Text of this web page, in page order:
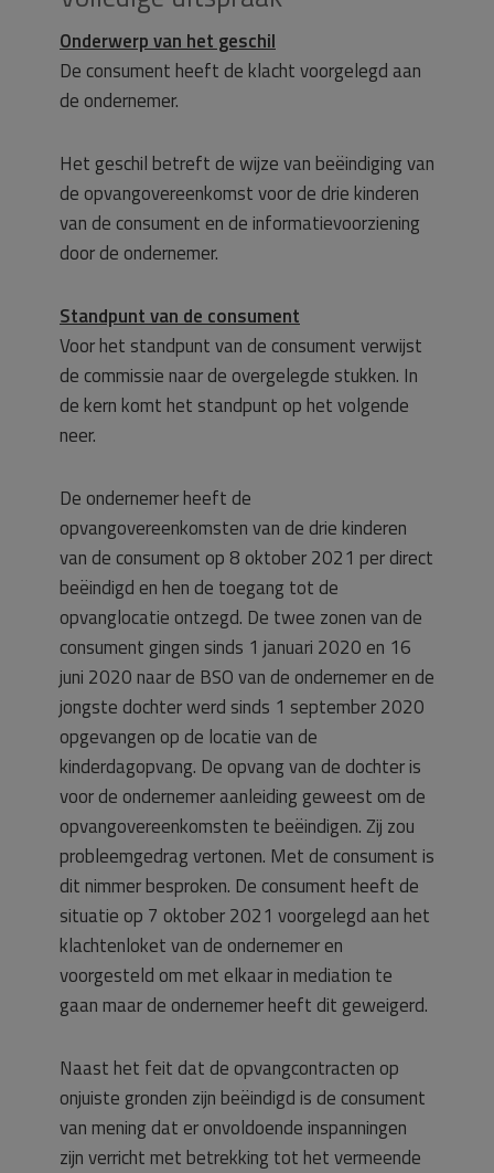
Onderwerp van het geschil
De consument heeft de klacht voorgelegd aan
de ondernemer.
Het geschil betreft de wijze van beëindiging van
de opvangovereenkomst voor de drie kinderen
van de consument en de informatievoorziening
door de ondernemer.
Standpunt van de consument
Voor het standpunt van de consument verwijst
de commissie naar de overgelegde stukken. In
de kern komt het standpunt op het volgende
neer.
De ondernemer heeft de
opvangovereenkomsten van de drie kinderen
van de consument op 8 oktober 2021 per direct
beëindigd en hen de toegang tot de
opvanglocatie ontzegd. De twee zonen van de
consument gingen sinds 1 januari 2020 en 16
juni 2020 naar de BSO van de ondernemer en de
jongste dochter werd sinds 1 september 2020
opgevangen op de locatie van de
kinderdagopvang. De opvang van de dochter is
voor de ondernemer aanleiding geweest om de
opvangovereenkomsten te beëindigen. Zij zou
probleemgedrag vertonen. Met de consument is
dit nimmer besproken. De consument heeft de
situatie op 7 oktober 2021 voorgelegd aan het
klachtenloket van de ondernemer en
voorgesteld om met elkaar in mediation te
gaan maar de ondernemer heeft dit geweigerd.
Naast het feit dat de opvangcontracten op
onjuiste gronden zijn beëindigd is de consument
van mening dat er onvoldoende inspanningen
zijn verricht met betrekking tot het vermeende